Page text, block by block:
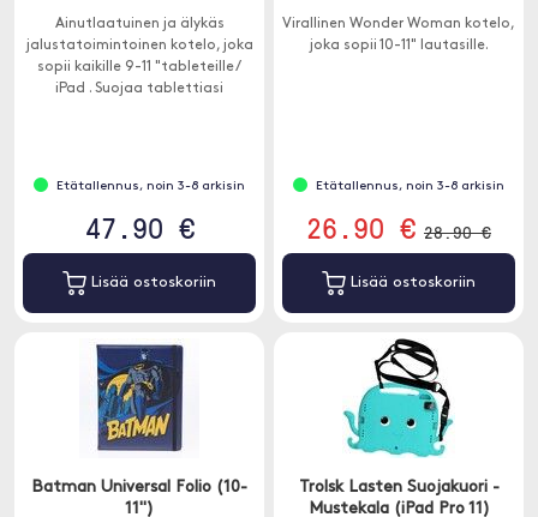
Ainutlaatuinen ja älykäs
jalustatoimintoinen kotelo, joka
sopii kaikille 9-11 "tableteille /
iPad . Suojaa tablettiasi
Etätallennus, noin 3-8 arkisin
47.90 €
Lisää ostoskoriin
Virallinen Wonder Woman kotelo,
joka sopii 10-11" lautasille.
Etätallennus, noin 3-8 arkisin
26.90 € 28.90 €
Lisää ostoskoriin
Batman Universal Folio (10-
11")
Trolsk Lasten Suojakuori -
Mustekala (iPad Pro 11)